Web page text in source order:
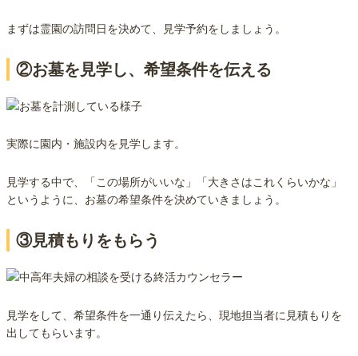
まずは霊園の訪問日を決めて、見学予約をしましょう。
②お墓を見学し、希望条件を伝える
実際に園内・施設内を見学します。
見学する中で、「この場所がいいな」「大きさはこれくらいかな」
というように、お墓の希望条件を決めていきましょう。
③見積もりをもらう
見学をして、希望条件を一通り伝えたら、現地担当者に見積もりを
出してもらいます。